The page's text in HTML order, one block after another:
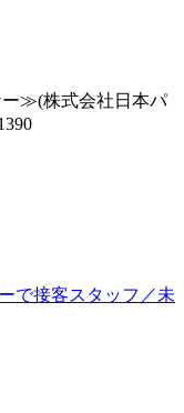
≫(株式会社日本パ
で接客スタッフ／未